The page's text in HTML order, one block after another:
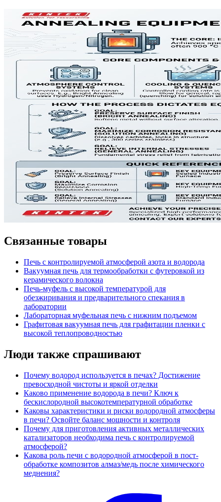
Связанные товары
Печь с контролируемой атмосферой азота и водорода
Вакуумная печь для термообработки с футеровкой из
керамического волокна
Печь-муфель с высокой температурой для
обезжиривания и предварительного спекания в
лаборатории
Лабораторная муфельная печь с нижним подъемом
Графитовая вакуумная печь для графитации пленки с
высокой теплопроводностью
Люди также спрашивают
Почему водород используется в печах? Достижение
превосходной чистоты и яркой отделки
Каково применение водорода в печи? Ключ к
бескислородной высокотемпературной обработке
Каковы характеристики и риски водородной атмосферы
в печи? Освойте баланс мощности и контроля
Почему для приготовления активных металлических
катализаторов необходима печь с контролируемой
атмосферой?
Какова роль печи с водородной атмосферой в пост-
обработке композитов алмаз/медь после химического
меднения?